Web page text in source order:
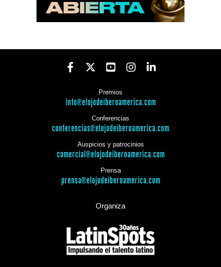
Premios
info@elojodeiberoamerica.com
Conferencias
conferencias@elojodeiberoamerica.com
Auspicios y patrocinios
comercial@elojodeiberoamerica.com
Prensa
prensa@elojodeiberoamerica.com
Organiza